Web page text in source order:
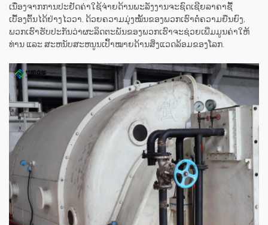
ເນື່ອງຈາກການປະຢັດຄ່າໃຊ້ຈ່າຍດ້ານພະລັງງານຈະຊົດເຊີຍລາຄາຊື້
ເບື້ອງຕົ້ນໄດ້ຢ່າງໄວວາ. ດ້ວຍຄວາມມຸ່ງໝັ້ນຂອງພວກເຮົາຕໍ່ຄວາມຍືນຍົງ,
ພວກເຮົາຮັບປະກັນວ່າຜະລິດຕະພັນຂອງພວກເຮົາຈະຊ່ວຍເພີ່ມມູນຄ່າໃຫ້
ທ່ານ ແລະ ສະຫນັບສະຫນູນເປົ້າໝາຍດ້ານສິ່ງແວດລ້ອມຂອງໂລກ.